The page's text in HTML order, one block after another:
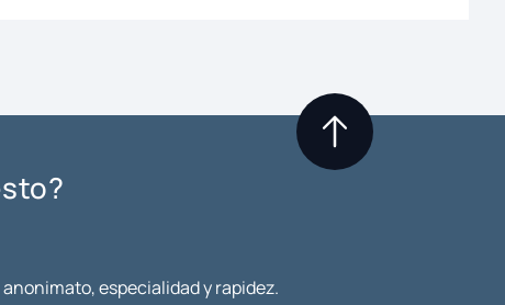
especialidad y rapidez.